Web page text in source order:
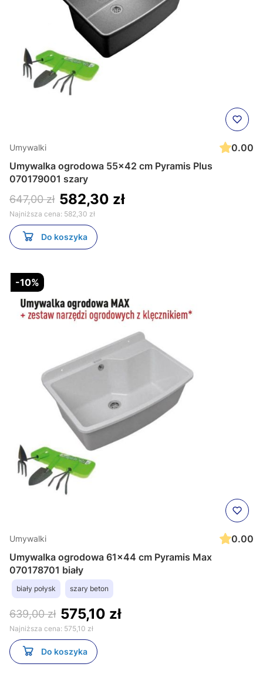
Umywalki
0.00
Umywalka ogrodowa 55x42 cm Pyramis Plus
070179001 szary
647,00 zł 582,30 zł
Najniższa cena: 582,30 zł
Do koszyka
-10%
Umywalki
0.00
Umywalka ogrodowa 61x44 cm Pyramis Max
070178701 biały
biały połysk szary beton
639,00 zł 575,10 zł
Najniższa cena: 575,10 zł
Do koszyka